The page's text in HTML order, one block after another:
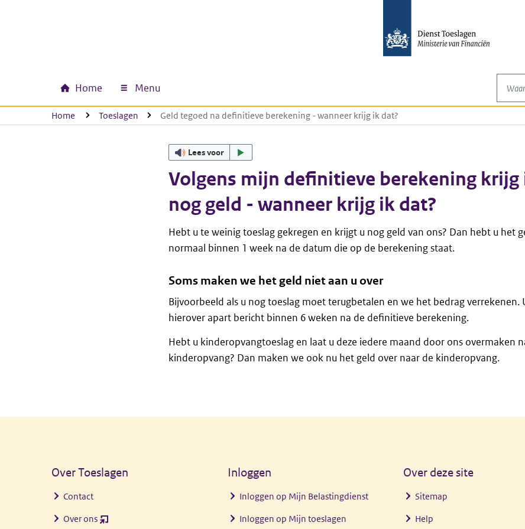
Hoofdnavigatie
Home Menu
Waar
U bevindt zich hier:
Home Toeslagen Geld tegoed na definitieve berekening - wanneer krijg ik dat?
Lees voor
Volgens mijn definitieve berekening krijg
nog geld - wanneer krijg ik dat?
Hebt u te weinig toeslag gekregen en krijgt u nog geld van ons? Dan hebt u het
normaal binnen 1 week na de datum die op de berekening staat.
Soms maken we het geld niet aan u over
Bijvoorbeeld als u nog toeslag moet terugbetalen en we het bedrag verrekenen.
hierover apart bericht binnen 6 weken na de definitieve berekening.
Hebt u kinderopvangtoeslag en laat u deze iedere maand door ons overmaken
kinderopvang? Dan maken we ook nu het geld over naar de kinderopvang.
Over Toeslagen
Contact
Over ons (opent
Inloggen
Inloggen op Mijn Belastingdienst
Inloggen op Mijn toeslagen
Over deze site
Sitemap
Help